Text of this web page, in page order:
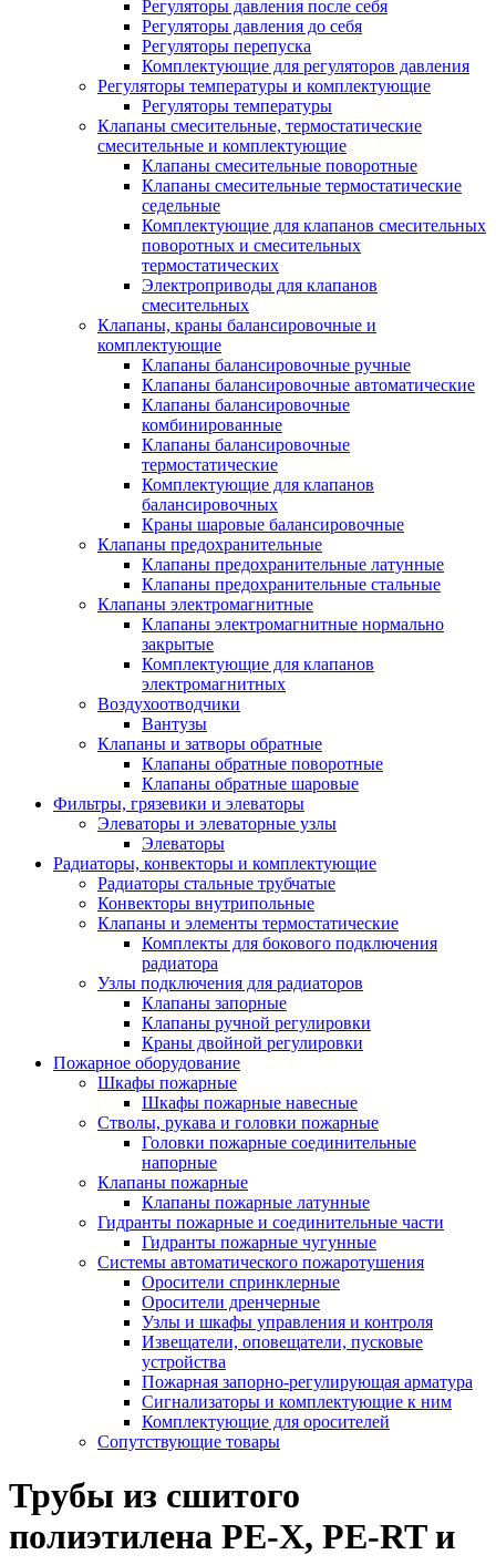
Регуляторы давления после себя
Регуляторы давления до себя
Регуляторы перепуска
Комплектующие для регуляторов давления
Регуляторы температуры и комплектующие
Регуляторы температуры
Клапаны смесительные, термостатические
смесительные и комплектующие
Клапаны смесительные поворотные
Клапаны смесительные термостатические
седельные
Комплектующие для клапанов смесительных
поворотных и смесительных
термостатических
Электроприводы для клапанов
смесительных
Клапаны, краны балансировочные и
комплектующие
Клапаны балансировочные ручные
Клапаны балансировочные автоматические
Клапаны балансировочные
комбинированные
Клапаны балансировочные
термостатические
Комплектующие для клапанов
балансировочных
Краны шаровые балансировочные
Клапаны предохранительные
Клапаны предохранительные латунные
Клапаны предохранительные стальные
Клапаны электромагнитные
Клапаны электромагнитные нормально
закрытые
Комплектующие для клапанов
электромагнитных
Воздухоотводчики
Вантузы
Клапаны и затворы обратные
Клапаны обратные поворотные
Клапаны обратные шаровые
Фильтры, грязевики и элеваторы
Элеваторы и элеваторные узлы
Элеваторы
Радиаторы, конвекторы и комплектующие
Радиаторы стальные трубчатые
Конвекторы внутрипольные
Клапаны и элементы термостатические
Комплекты для бокового подключения
радиатора
Узлы подключения для радиаторов
Клапаны запорные
Клапаны ручной регулировки
Краны двойной регулировки
Пожарное оборудование
Шкафы пожарные
Шкафы пожарные навесные
Стволы, рукава и головки пожарные
Головки пожарные соединительные
напорные
Клапаны пожарные
Клапаны пожарные латунные
Гидранты пожарные и соединительные части
Гидранты пожарные чугунные
Системы автоматического пожаротушения
Оросители спринклерные
Оросители дренчерные
Узлы и шкафы управления и контроля
Извещатели, оповещатели, пусковые
устройства
Пожарная запорно-регулирующая арматура
Сигнализаторы и комплектующие к ним
Комплектующие для оросителей
Сопутствующие товары
Трубы из сшитого
полиэтилена PE-X, PE-RT и